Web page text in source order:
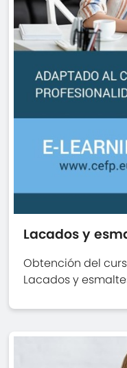
Lacados y
Obtención del
Lacados y